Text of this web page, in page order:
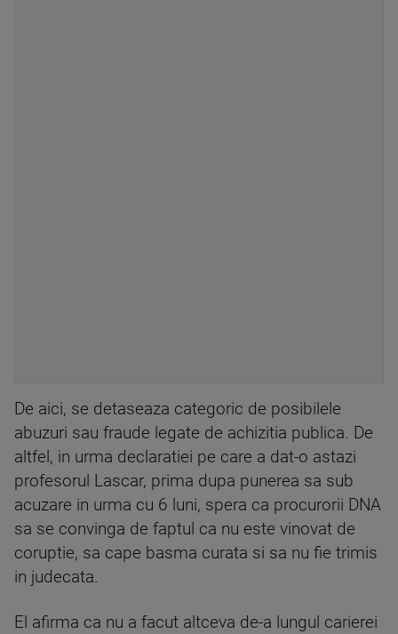
De aici, se detaseaza categoric de posibilele
abuzuri sau fraude legate de achizitia publica. De
altfel, in urma declaratiei pe care a dat-o astazi
profesorul Lascar, prima dupa punerea sa sub
acuzare in urma cu 6 luni, spera ca procurorii DNA
sa se convinga de faptul ca nu este vinovat de
coruptie, sa cape basma curata si sa nu fie trimis
in judecata.
El afirma ca nu a facut altceva de-a lungul carierei